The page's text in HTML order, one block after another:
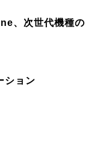
、次世代機種の
ション